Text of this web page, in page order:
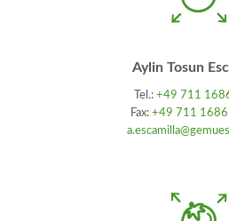
Aylin Tosun
Tel.: +49 711
Fax:+49 711